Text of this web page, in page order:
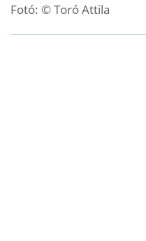
Fotó: © Toró Attila